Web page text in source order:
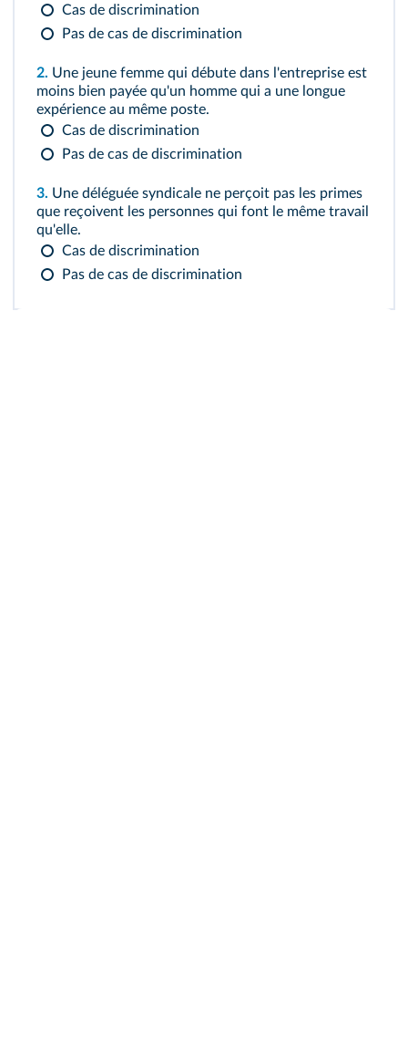
Cas de discrimination
Pas de cas de discrimination
2. Une jeune femme qui débute dans l'entreprise est
moins bien payée qu'un homme qui a une longue
expérience au même poste.
Cas de discrimination
Pas de cas de discrimination
3. Une déléguée syndicale ne perçoit pas les primes
que reçoivent les personnes qui font le même travail
qu'elle.
Cas de discrimination
Pas de cas de discrimination